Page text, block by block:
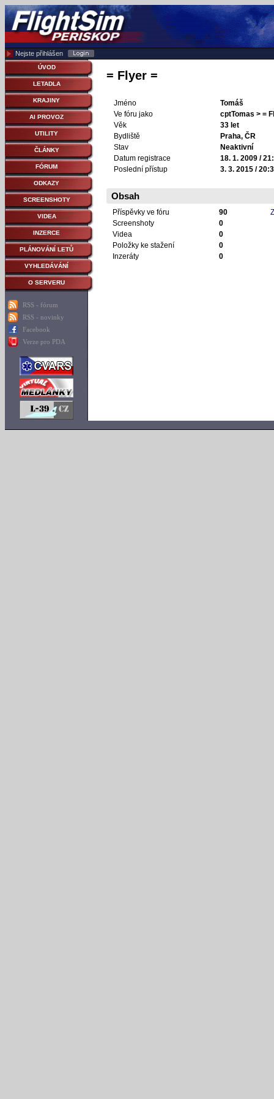
Nejste přihlášen
ÚVOD
LETADLA
KRAJINY
AI PROVOZ
UTILITY
ČLÁNKY
FÓRUM
ODKAZY
SCREENSHOTY
VIDEA
INZERCE
PLÁNOVÁNÍ LETŮ
VYHLEDÁVÁNÍ
O SERVERU
RSS - fórum
RSS - novinky
Facebook
Verze pro PDA
= Flyer =
Jméno
Tomáš
Ve fóru jako
cptTomas > =
Věk
33 let
Bydliště
Praha, ČR
Stav
Neaktivní
Datum registrace
18. 1. 2009 /
Poslední přístup
3. 3. 2015 /
Obsah
Příspěvky ve fóru 90
Screenshoty
0
Videa
0
Položky ke stažení
0
Inzeráty
0